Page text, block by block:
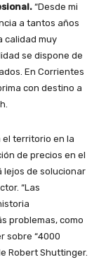
“Desde mi
a tantos años
calidad muy
se dispone de
En Corrientes
con destino a
el territorio en la
de precios en el
lejos de solucionar
“Las
problemas, como
sobre “4000
Robert Shuttinger.